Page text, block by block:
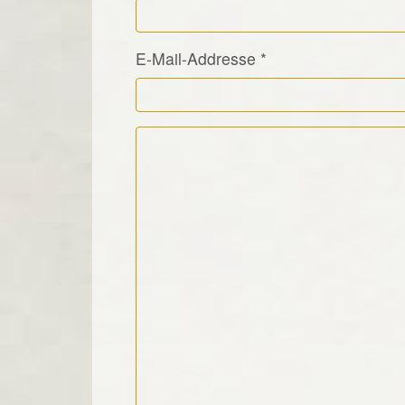
E-Mail-Addresse *
Kommentar Text